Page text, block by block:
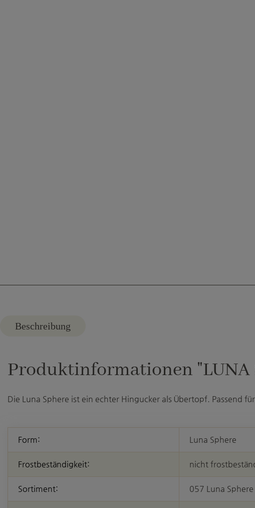
Beschreibung
Produktinformationen "LUNA
Die Luna Sphere ist ein echter Hingucker als Übertopf. Passend
Form: Luna Sphere
Frostbeständigkeit: nicht
Sortiment: 057 Luna Sphere